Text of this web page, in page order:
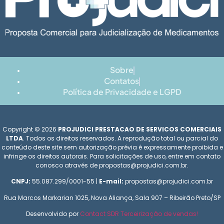
Sobre
Contatos
Política de Privacidade e LGPD
Copyright © 2026 PROJUDICI PRESTACAO DE SERVICOS COMERCIAIS
LTDA. Todos os direitos reservados. A reprodução total ou parcial do
conteúdo deste site sem autorização prévia é expressamente proibida e
infringe os direitos autorais. Para solicitações de uso, entre em contato
conosco através de propostas@projudici.com.br.
CNPJ: 55.087.299/0001-55 | E-mail: propostas@projudici.com.br
Rua Marcos Markarian 1025, Nova Aliança, Sala 907 – Ribeirão Preto/SP
Desenvolvido por Contact SDR Terceirização de vendas!